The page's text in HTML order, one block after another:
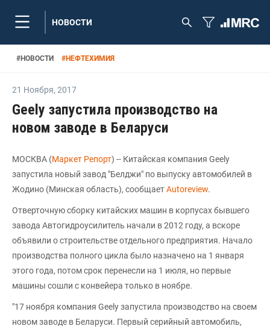
НОВОСТИ
#НОВОСТИ #НЕФТЕХИМИЯ
21 Ноября, 2017
Geely запустила производство на
новом заводе в Беларуси
МОСКВА (Маркет Репорт) -- Китайская компания Geely
запустила новый завод "Белджи" по выпуску автомобилей в
Жодино (Минская область), сообщаетАutoreview.
Отверточную сборку китайских машин в корпусах бывшего
завода Автогидроусилитель начали в 2012 году, а вскоре
объявили о строительстве отдельного предприятия. Начало
производства полного цикла было назначено на 1 января
этого года, потом срок перенесли на 1 июля, но первые
машины сошли с конвейера только в ноябре.
"17 ноября компания Geely запустила производство на своем
новом заводе в Беларуси. Первый серийный автомобиль,